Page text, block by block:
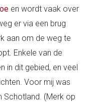
en wordt vaak over
er via een brug
aan om de weg te
Enkele van de
in dit gebied, en veel
Voor mij was
Schotland. (Merk op